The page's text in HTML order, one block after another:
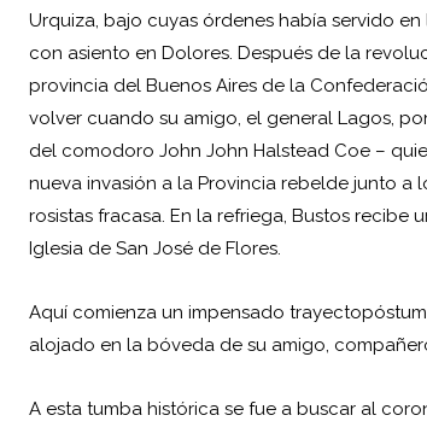
Urquiza, bajo cuyas órdenes había servido
con asiento en Dolores. Después de la
provincia del Buenos Aires de la
volver cuando su amigo, el general Lagos,
del comodoro John John Halstead Coe –
nueva invasión a la Provincia rebelde junto a
rosistas fracasa. En la refriega, Bustos
Iglesia de San José de Flores.
Aquí comienza un impensado
alojado en la bóveda de su amigo,
A esta tumba histórica se fue a buscar al